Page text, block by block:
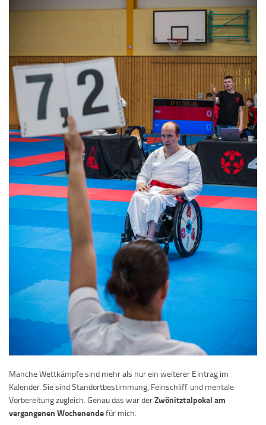
Manche Wettkämpfe sind mehr als nur ein weiterer Eintrag im
Kalender. Sie sind Standortbestimmung, Feinschliff und mentale
Vorbereitung zugleich. Genau das war derZwönitztalpokal am
vergangenen Wochenendefür mich.